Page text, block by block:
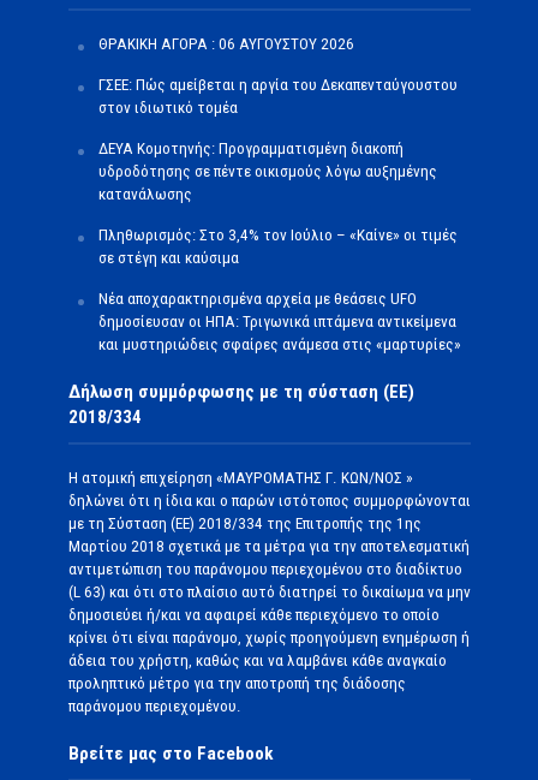
ΘΡΑΚΙΚΗ ΑΓΟΡΑ : 06 ΑΥΓΟΥΣΤΟΥ 2026
ΓΣΕΕ: Πώς αμείβεται η αργία του Δεκαπενταύγουστου
στον ιδιωτικό τομέα
ΔΕΥΑ Κομοτηνής: Προγραμματισμένη διακοπή
υδροδότησης σε πέντε οικισμούς λόγω αυξημένης
κατανάλωσης
Πληθωρισμός: Στο 3,4% τον Ιούλιο – «Καίνε» οι τιμές
σε στέγη και καύσιμα
Νέα αποχαρακτηρισμένα αρχεία με θεάσεις UFO
δημοσίευσαν οι ΗΠΑ: Τριγωνικά ιπτάμενα αντικείμενα
και μυστηριώδεις σφαίρες ανάμεσα στις «μαρτυρίες»
Δήλωση συμμόρφωσης με τη σύσταση (ΕΕ)
2018/334
Η ατομική επιχείρηση «ΜΑΥΡΟΜΑΤΗΣ Γ. ΚΩΝ/ΝΟΣ »
δηλώνει ότι η ίδια και ο παρών ιστότοπος συμμορφώνονται
με τη Σύσταση (ΕΕ) 2018/334 της Επιτροπής της 1ης
Μαρτίου 2018 σχετικά με τα μέτρα για την αποτελεσματική
αντιμετώπιση του παράνομου περιεχομένου στο διαδίκτυο
(L 63) και ότι στο πλαίσιο αυτό διατηρεί το δικαίωμα να μην
δημοσιεύει ή/και να αφαιρεί κάθε περιεχόμενο το οποίο
κρίνει ότι είναι παράνομο, χωρίς προηγούμενη ενημέρωση ή
άδεια του χρήστη, καθώς και να λαμβάνει κάθε αναγκαίο
προληπτικό μέτρο για την αποτροπή της διάδοσης
παράνομου περιεχομένου.
Βρείτε μας στο Facebook